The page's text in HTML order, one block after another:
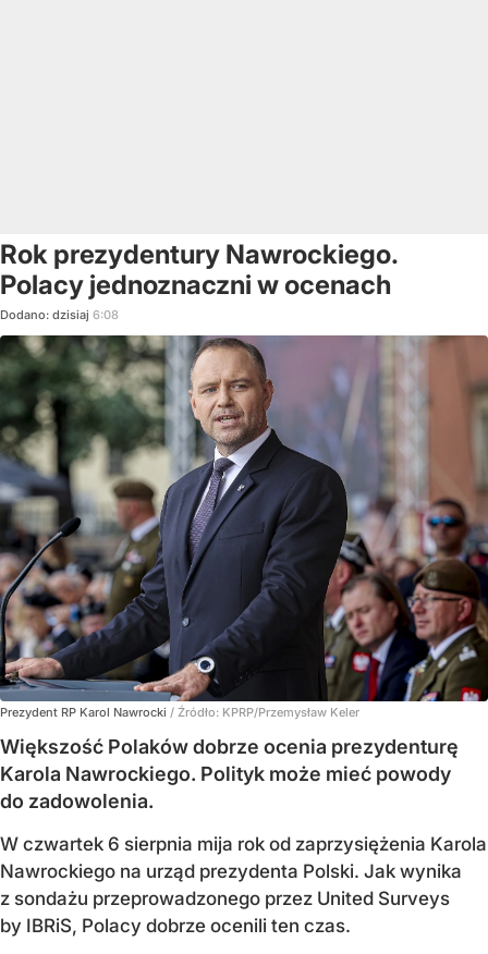
Rok prezydentury Nawrockiego.
Polacy jednoznaczni w ocenach
Dodano: dzisiaj 6:08
Prezydent RP Karol Nawrocki / Źródło: KPRP/Przemysław Keler
Większość Polaków dobrze ocenia prezydenturę
Karola Nawrockiego. Polityk może mieć powody
do zadowolenia.
W czwartek 6 sierpnia mija rok od zaprzysiężenia Karola
Nawrockiego na urząd prezydenta Polski. Jak wynika
z sondażu przeprowadzonego przez United Surveys
by IBRiS, Polacy dobrze ocenili ten czas.